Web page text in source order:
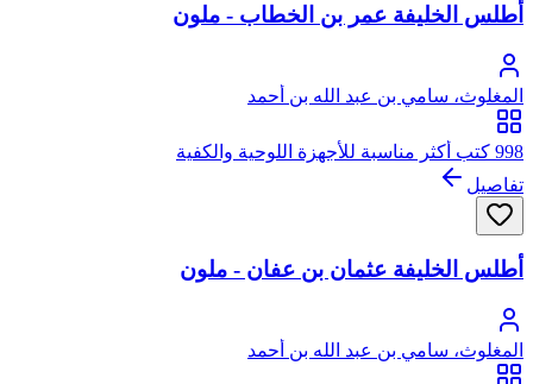
أطلس الخليفة عمر بن الخطاب - ملون
المغلوث، سامي بن عبد الله بن أحمد
998 كتب أكثر مناسبة للأجهزة اللوحية والكفية
تفاصيل
أطلس الخليفة عثمان بن عفان - ملون
المغلوث، سامي بن عبد الله بن أحمد